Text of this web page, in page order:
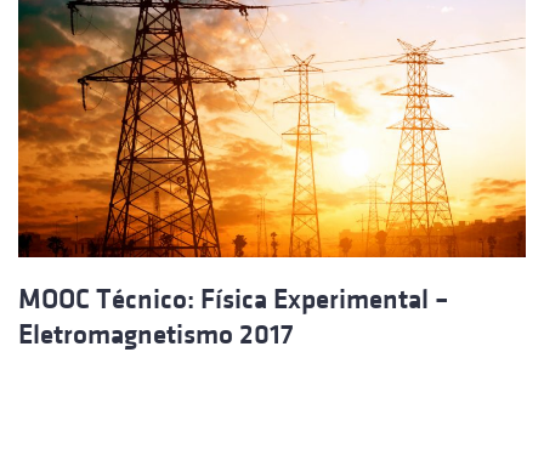
MOOC Técnico: Física Experimental –
Eletromagnetismo 2017